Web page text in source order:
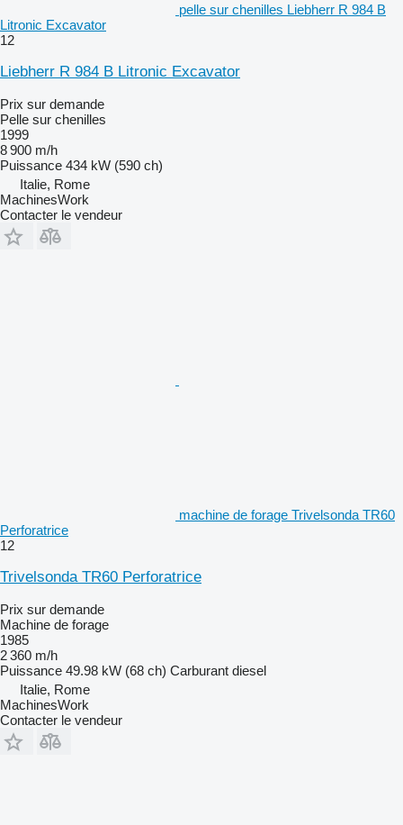
pelle sur chenilles Liebherr R 984 B
Litronic Excavator
12
Liebherr R 984 B Litronic Excavator
Prix sur demande
Pelle sur chenilles
1999
8 900 m/h
Puissance 434 kW (590 ch)
Italie, Rome
MachinesWork
Contacter le vendeur
machine de forage Trivelsonda TR60
Perforatrice
12
Trivelsonda TR60 Perforatrice
Prix sur demande
Machine de forage
1985
2 360 m/h
Puissance 49.98 kW (68 ch) Carburant diesel
Italie, Rome
MachinesWork
Contacter le vendeur